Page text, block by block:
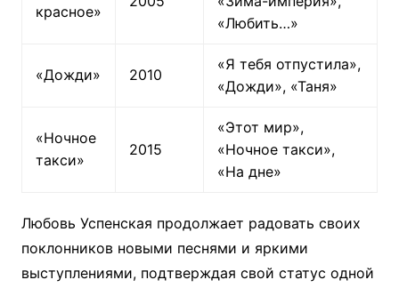
красное»
«Любить…»
«Дожди» 2010
«Я тебя отпустила»,
«Дожди», «Таня»
«Ночное
такси»
2015
«Этот мир»,
«Ночное такси»,
«На дне»
Любовь Успенская продолжает радовать своих
поклонников новыми песнями и яркими
выступлениями, подтверждая свой статус одной